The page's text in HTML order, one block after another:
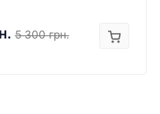
5 300 грн.